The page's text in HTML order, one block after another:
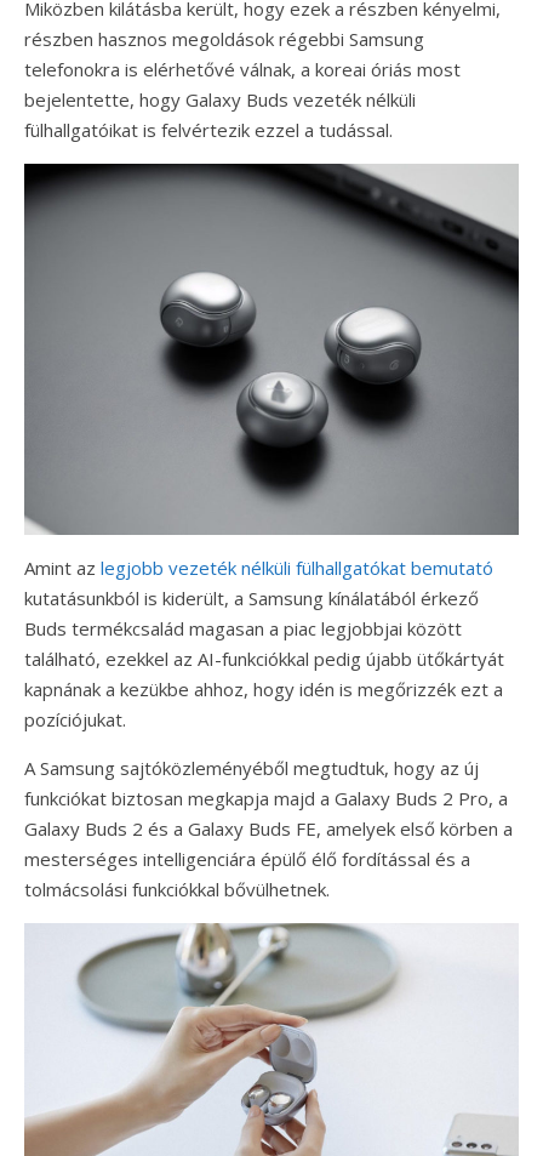
Miközben kilátásba került, hogy ezek a részben kényelmi,
részben hasznos megoldások régebbi Samsung
telefonokra is elérhetővé válnak, a koreai óriás most
bejelentette, hogy Galaxy Buds vezeték nélküli
fülhallgatóikat is felvértezik ezzel a tudással.
Amint az legjobb vezeték nélküli fülhallgatókat bemutató
kutatásunkból is kiderült, a Samsung kínálatából érkező
Buds termékcsalád magasan a piac legjobbjai között
található, ezekkel az AI-funkciókkal pedig újabb ütőkártyát
kapnának a kezükbe ahhoz, hogy idén is megőrizzék ezt a
pozíciójukat.
A Samsung sajtóközleményéből megtudtuk, hogy az új
funkciókat biztosan megkapja majd a Galaxy Buds 2 Pro, a
Galaxy Buds 2 és a Galaxy Buds FE, amelyek első körben a
mesterséges intelligenciára épülő élő fordítással és a
tolmácsolási funkciókkal bővülhetnek.